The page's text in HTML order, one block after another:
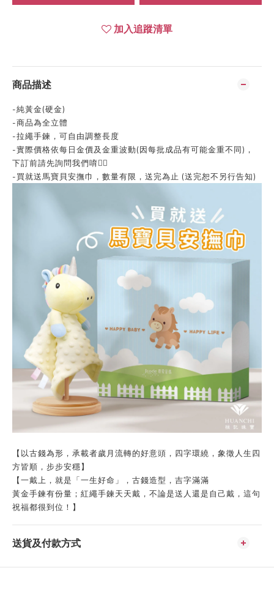
加入追蹤清單
商品描述
-純黃金(硬金)
-商品為全立體
-拉繩手鍊，可自由調整長度
-實際價格依每日金價及金重波動(因每批成品有可能金重不同)，
下訂前請先詢問我們唷👍🏻
-買就送馬寶貝安撫巾，數量有限，送完為止 (送完恕不另行告知)
【以古錢為形，承載者歲月流轉的好意頭，四字環繞，象徵人生四
方皆順，步步安穩】
【一戴上，就是「一生好命」，古錢造型，吉字滿滿
黃金手鍊有份量；紅繩手鍊天天戴，不論是送人還是自己戴，這句
祝福都很到位！】
送貨及付款方式